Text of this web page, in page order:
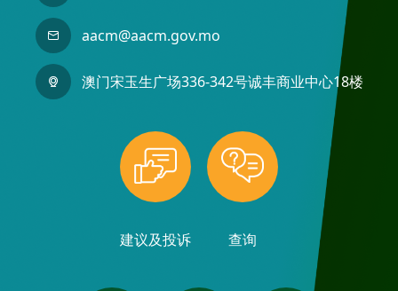
aacm@aacm.gov.mo
澳门宋玉生广场336-342号诚丰商业中心18楼
建议及投诉 查询